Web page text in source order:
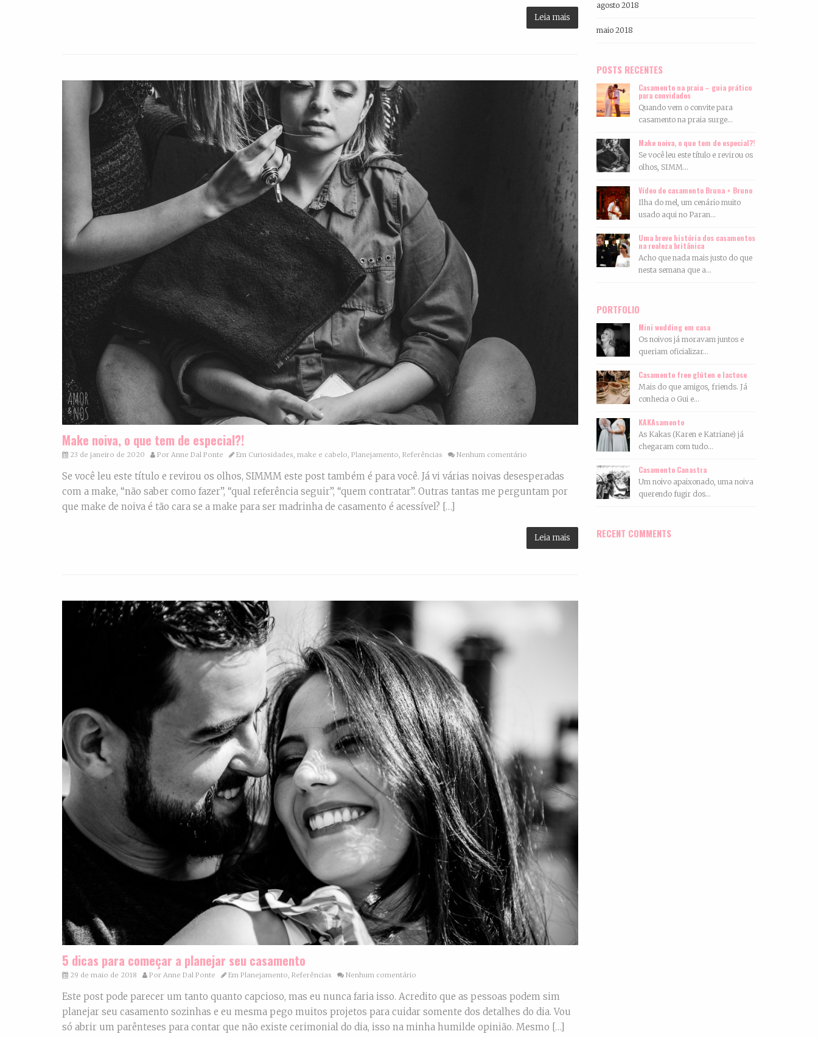
Leia mais
Make noiva, o que tem de especial?!
23 de janeiro de 2020 Por Anne Dal Ponte Em Curiosidades make e cabelo Planejamento Referências Nenhum comentário
Se você leu este título e revirou os olhos, SIMMM este post também é para você. Já vi várias noivas desesperadas
com a make, “não saber como fazer”, “qual referência seguir”, “quem contratar”. Outras tantas me perguntam por
que make de noiva é tão cara se a make para ser madrinha de casamento é acessível? […]
Leia mais
5 dicas para começar a planejar seu casamento
29 de maio de 2018 Por Anne Dal Ponte Em Planejamento Referências Nenhum comentário
Este post pode parecer um tanto quanto capcioso, mas eu nunca faria isso. Acredito que as pessoas podem sim
planejar seu casamento sozinhas e eu mesma pego muitos projetos para cuidar somente dos detalhes do dia. Vou
só abrir um parênteses para contar que não existe cerimonial do dia, isso na minha humilde opinião. Mesmo […]
agosto 2018
maio 2018
POSTS RECENTES
Casamento na praia – guia prático
para convidados
Quando vem o convite para
casamento na praia surge...
Make noiva, o que tem de especial?!
Se você leu este título e revirou os
olhos, SIMM...
Vídeo de casamento Bruna + Bruno
Ilha do mel, um cenário muito
usado aqui no Paran...
Uma breve história dos casamentos
na realeza britânica
Acho que nada mais justo do que
nesta semana que a...
PORTFOLIO
Mini wedding em casa
Os noivos já moravam juntos e
queriam oficializar...
Casamento free glúten e lactose
Mais do que amigos, friends. Já
conhecia o Gui e...
KAKAsamento
As Kakas (Karen e Katriane) já
chegaram com tudo...
Casamento Canastra
Um noivo apaixonado, uma noiva
querendo fugir dos...
RECENT COMMENTS